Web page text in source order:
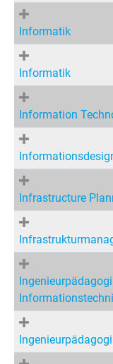
Informatik
Informatik
Information
Infrastructure